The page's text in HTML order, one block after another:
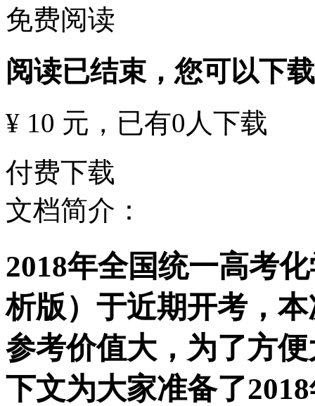
免费阅读
阅读已结束，您可以下
¥ 10 元 ，已有0 人下载
付费下载
文档简介：
2018年全国统一高考
析版）于近期开考，
参考价值大，为了方
下文为大家准备了